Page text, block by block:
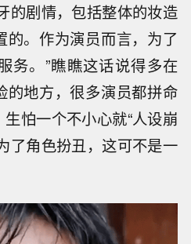
的剧情，包括整体的妆造
。作为演员而言，为了
务。”瞧瞧这话说得多在
的地方，很多演员都拼命
怕一个不小心就“人设崩
了角色扮丑，这可不是一